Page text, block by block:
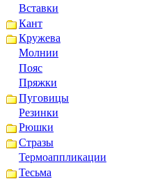
Вставки
Кант
Кружева
Молнии
Пояс
Пряжки
Пуговицы
Резинки
Рюшки
Стразы
Термоаппликации
Тесьма